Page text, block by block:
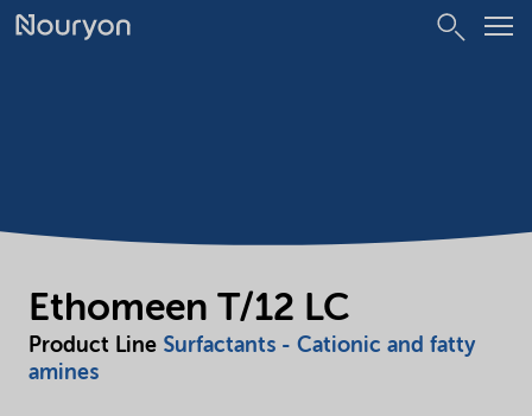
Ethomeen T/12 LC
Product Line Surfactants - Cationic and fatty
amines